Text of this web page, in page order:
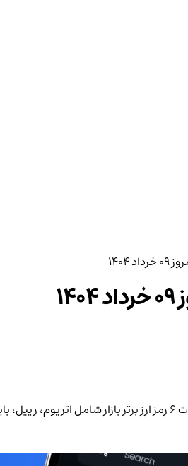
بررسی قیمت، تغییرات 24 ساعته و حجم معاملات 6